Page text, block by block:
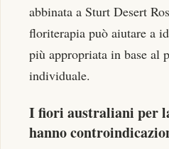
abbinata a Sturt Desert
floriterapia può aiutare a
più appropriata in base al
individuale.
I fiori australiani per
hanno